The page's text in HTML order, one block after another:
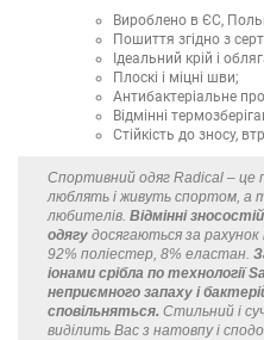
Вироблено в ЄС,
Пошиття згідно з
Ідеальний крій і
Плоскі і міцні шви;
Антибактеріальне
Відмінні
Стійкість до зносу,
Спортивний одяг Radical – це
люблять і живуть спортом, а
любителів. Відмінні
одягу досягаються за
92% поліестер, 8% еластан.
іонами срібла по технології
неприємного запаху і
сповільняться. Стильний і
виділить Вас з натовпу і